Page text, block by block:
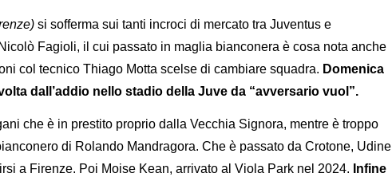
si sofferma sui tanti incroci di mercato tra Juventus e
Fagioli, il cui passato in maglia bianconera è cosa nota anche
col tecnico Thiago Motta scelse di cambiare squadra. Domenica
dall’addio nello stadio della Juve da “avversario vuol”.
che è in prestito proprio dalla Vecchia Signora, mentre è troppo
di Rolando Mandragora. Che è passato da Crotone, Udine
a Firenze. Poi Moise Kean, arrivato al Viola Park nel 2024. Infine